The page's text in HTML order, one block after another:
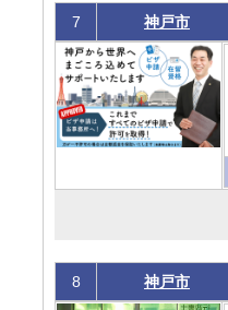
7 神戸市
8 神戸市